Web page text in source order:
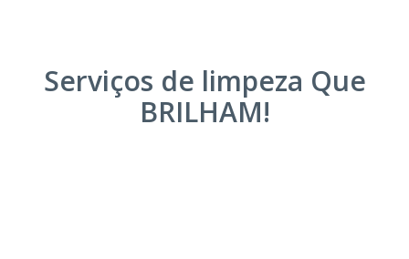
Serviços de limpeza Que
BRILHAM!